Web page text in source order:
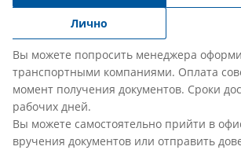
Лично
Вы можете попросить менеджера
транспортными компаниями. Оплата
момент получения документов. Сроки
рабочих дней.
Вы можете самостоятельно прийти в
вручения документов или отправить